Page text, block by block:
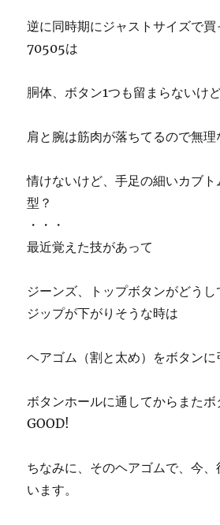
逆に同時期にジャストサイズで買
70505は
胴体、ボタン1つも留まらないけ
肩と腕は筋肉が落ちてるので無理
情けないけど、手足の細いカブ
型？
・・・
最近覚えた技があって
ジーンズ、トップボタンがどう
ジップが下がりそうな時は
ヘアゴム（割と太め）をボタンに
ボタンホールに通してからまたボ
GOOD!
ちなみに、そのヘアゴムで、今
います。